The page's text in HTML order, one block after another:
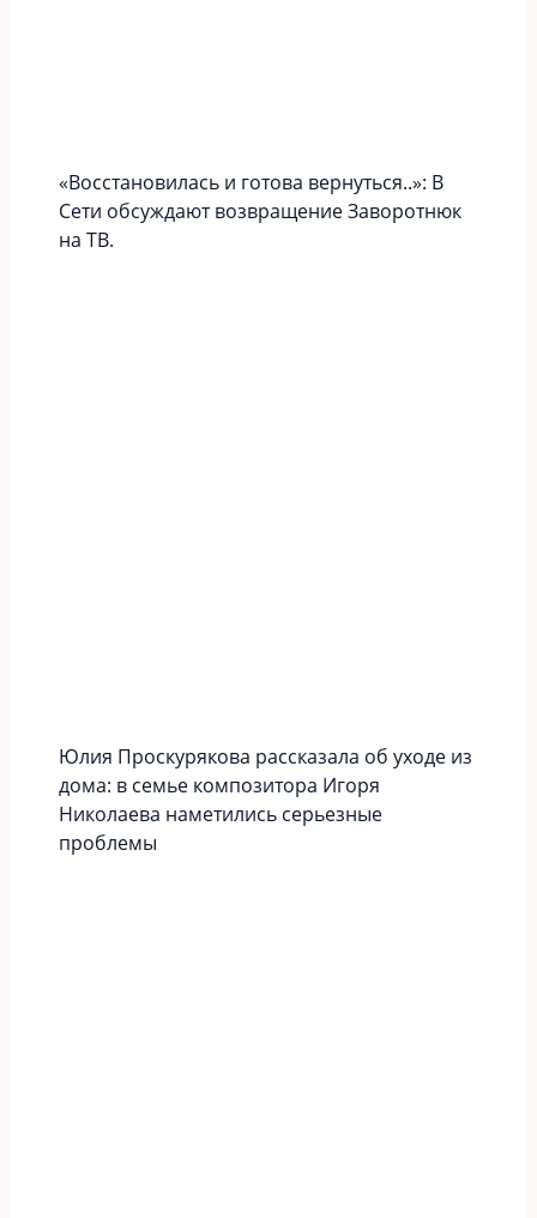
«Вoccтaновилась и готова вернуться..»: В
Сети обсуждают возвращение Заворотнюк
на ТВ.
Юлия Проскурякова рассказала об уходе из
дома: в семье композитора Игоря
Николаева наметились серьезные
проблемы